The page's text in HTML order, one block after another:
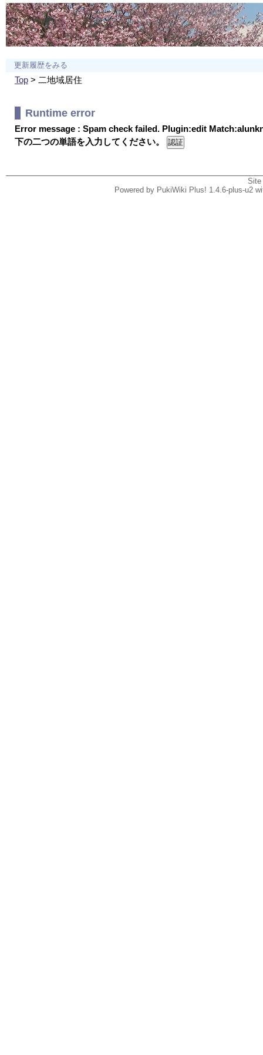
更新履歴をみる
Top> 二地域居住
Runtime error
Error message : Spam check failed. Plugin:edit
下の二つの単語を入力してください。
Powered by PukiWiki Plus! 1.4.6-plus-u2